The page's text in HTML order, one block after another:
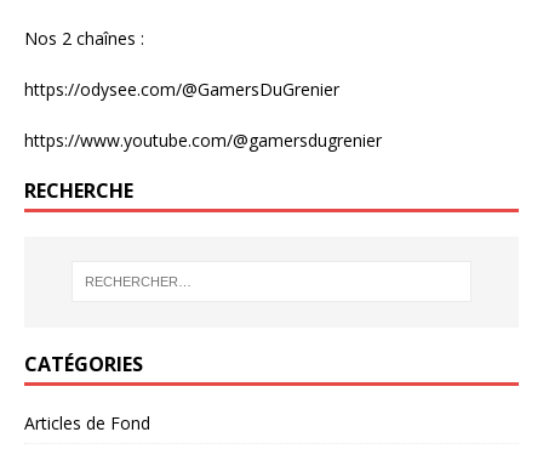
Nos 2 chaînes :
https://odysee.com/@GamersDuGrenier
https://www.youtube.com/@gamersdugrenier
RECHERCHE
CATÉGORIES
Articles de Fond